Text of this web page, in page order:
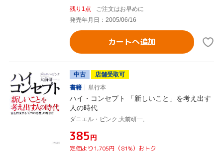
残り1点
ご注文はお早めに
発売年月日：2005/06/16
カートへ追加
中古
店舗受取可
書籍
単行本
ハイ・コンセプト 「新しいこと」を考え出す
人の時代
ダニエル・ピンク,大前研一,
¥385円
定価より1,705円（81%）おトク